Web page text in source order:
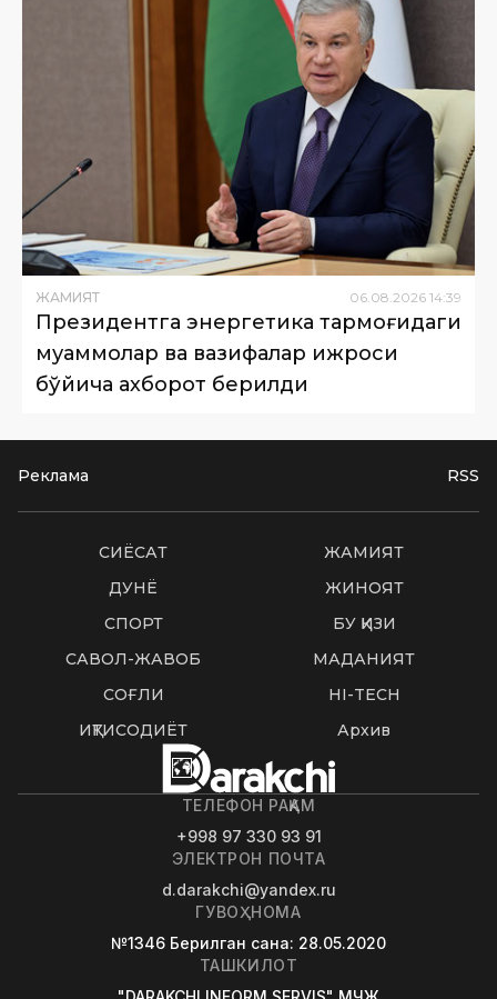
ЖАМИЯТ 06.08.2026 14:39
Президентга энергетика тармоғидаги
муаммолар ва вазифалар ижроси
бўйича ахборот берилди
Реклама RSS
СИËСАТ
ЖАМИЯТ
ДУНË
ЖИНОЯТ
СПОРТ
БУ ҚИЗИҚ
САВОЛ-ЖАВОБ
МАДАНИЯТ
СОҒЛИҚ
HI-TECH
ИҚТИСОДИЁТ
Архив
ТЕЛЕФОН РАҚАМ
+998 97 330 93 91
ЭЛЕКТРОН ПОЧТА
d.darakchi@yandex.ru
ГУВОҲНОМА
№1346 Берилган сана: 28.05.2020
ТАШКИЛОТ